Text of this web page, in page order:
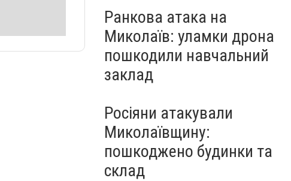
Ранкова атака на
Миколаїв: уламки дрона
пошкодили навчальний
заклад
Росіяни атакували
Миколаївщину:
пошкоджено будинки та
склад